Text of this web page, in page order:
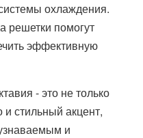
охлаждения.
решетки помогут
эффективную
- это не только
стильный акцент,
и